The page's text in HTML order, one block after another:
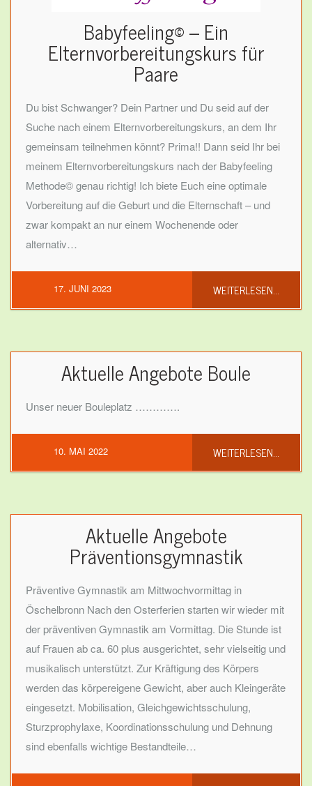
Babyfeeling© – Ein
Elternvorbereitungskurs für
Paare
Du bist Schwanger? Dein Partner und Du seid auf der
Suche nach einem Elternvorbereitungskurs, an dem Ihr
gemeinsam teilnehmen könnt? Prima!! Dann seid Ihr bei
meinem Elternvorbereitungskurs nach der Babyfeeling
Methode© genau richtig! Ich biete Euch eine optimale
Vorbereitung auf die Geburt und die Elternschaft – und
zwar kompakt an nur einem Wochenende oder
alternativ…
WEITERLESEN...
17. JUNI 2023
Aktuelle Angebote Boule
Unser neuer Bouleplatz ………….
WEITERLESEN...
10. MAI 2022
Aktuelle Angebote
Präventionsgymnastik
Präventive Gymnastik am Mittwochvormittag in
Öschelbronn Nach den Osterferien starten wir wieder mit
der präventiven Gymnastik am Vormittag. Die Stunde ist
auf Frauen ab ca. 60 plus ausgerichtet, sehr vielseitig und
musikalisch unterstützt. Zur Kräftigung des Körpers
werden das körpereigene Gewicht, aber auch Kleingeräte
eingesetzt. Mobilisation, Gleichgewichtsschulung,
Sturzprophylaxe, Koordinationsschulung und Dehnung
sind ebenfalls wichtige Bestandteile…